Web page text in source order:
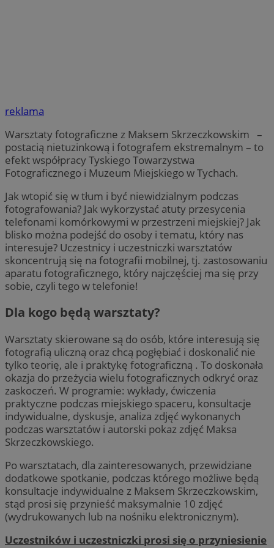
reklama
Warsztaty fotograficzne z Maksem Skrzeczkowskim –
postacią nietuzinkową i fotografem ekstremalnym – to
efekt współpracy Tyskiego Towarzystwa
Fotograficznego i Muzeum Miejskiego w Tychach.
Jak wtopić się w tłum i być niewidzialnym podczas
fotografowania? Jak wykorzystać atuty przesycenia
telefonami komórkowymi w przestrzeni miejskiej? Jak
blisko można podejść do osoby i tematu, który nas
interesuje? Uczestnicy i uczestniczki warsztatów
skoncentrują się na fotografii mobilnej, tj. zastosowaniu
aparatu fotograficznego, który najczęściej ma się przy
sobie, czyli tego w telefonie!
Dla kogo będą warsztaty?
Warsztaty skierowane są do osób, które interesują się
fotografią uliczną oraz chcą pogłębiać i doskonalić nie
tylko teorię, ale i praktykę fotograficzną . To doskonała
okazja do przeżycia wielu fotograficznych odkryć oraz
zaskoczeń. W programie: wykłady, ćwiczenia
praktyczne podczas miejskiego spaceru, konsultacje
indywidualne, dyskusje, analiza zdjęć wykonanych
podczas warsztatów i autorski pokaz zdjęć Maksa
Skrzeczkowskiego.
Po warsztatach, dla zainteresowanych, przewidziane
dodatkowe spotkanie, podczas którego możliwe będą
konsultacje indywidualne z Maksem Skrzeczkowskim,
stąd prosi się przynieść maksymalnie 10 zdjęć
(wydrukowanych lub na nośniku elektronicznym).
Uczestników i uczestniczki prosi się o przyniesienie